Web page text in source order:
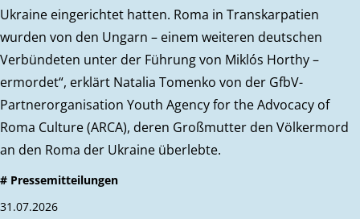
Ukraine eingerichtet hatten. Roma in Transkarpatien
wurden von den Ungarn – einem weiteren deutschen
Verbündeten unter der Führung von Miklós Horthy –
ermordet“, erklärt Natalia Tomenko von der GfbV-
Partnerorganisation Youth Agency for the Advocacy of
Roma Culture (ARCA), deren Großmutter den Völkermord
an den Roma der Ukraine überlebte.
# Pressemitteilungen
31.07.2026